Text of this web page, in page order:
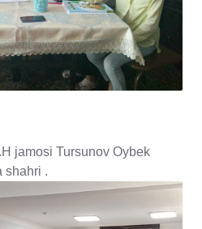
jamosi Tursunov Oybek
shahri .